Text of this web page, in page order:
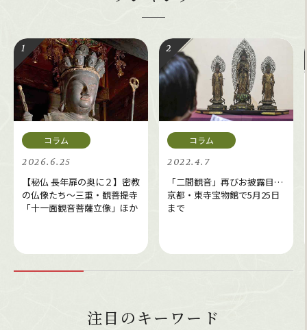
2026.6.25
【秘仏 長年扉の奥に２】密教
の仏像たち～三重・観菩提寺
「十一面観音菩薩立像」ほか
2022.4.7
「二間観音」再びお披露目…
京都・東寺宝物館で5月25日
まで
注目のキーワード